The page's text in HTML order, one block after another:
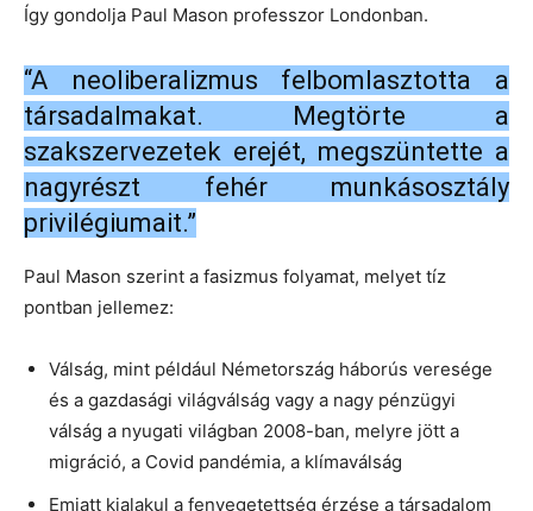
Így gondolja Paul Mason professzor Londonban.
“A neoliberalizmus felbomlasztotta a
társadalmakat. Megtörte a
szakszervezetek erejét, megszüntette a
nagyrészt fehér munkásosztály
privilégiumait.”
Paul Mason szerint a fasizmus folyamat, melyet tíz
pontban jellemez:
Válság, mint például Németország háborús veresége
és a gazdasági világválság vagy a nagy pénzügyi
válság a nyugati világban 2008-ban, melyre jött a
migráció, a Covid pandémia, a klímaválság
Emiatt kialakul a fenyegetettség érzése a társadalom